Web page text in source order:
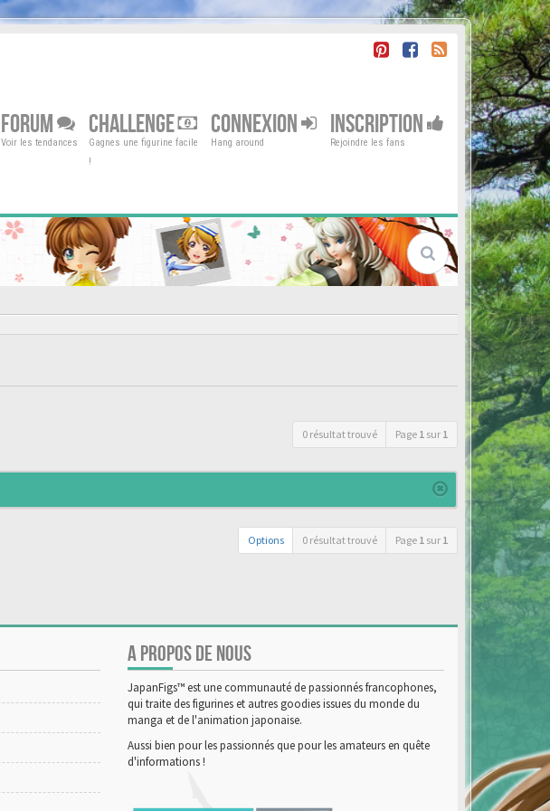
FORUM
Voir les tendances
CHALLENGE
Gagnes une figurine facile
!
CONNEXION
Hang around
INSCRIPTION
Rejoindre les fans
0 résultat trouvé Page 1 sur 1
Options 0 résultat trouvé Page 1 sur 1
A PROPOS DE NOUS
JapanFigs™ est une communauté de passionnés francophones,
qui traite des figurines et autres goodies issues du monde du
manga et de l'animation japonaise.
Aussi bien pour les passionnés que pour les amateurs en quête
d'informations !